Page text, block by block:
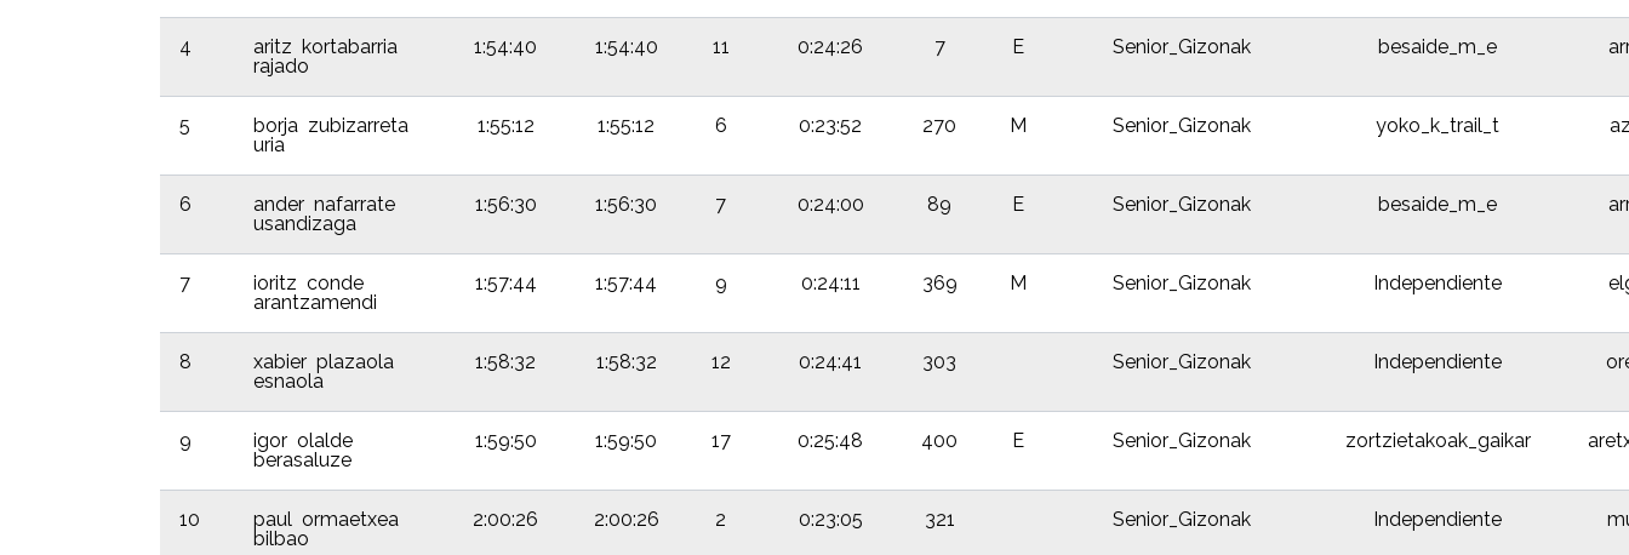
4
aritz kortabarria
rajado
1:54:40 1:54:40 11 0:24:26 7 E Senior_Gizonak besaide_m_e
5
borja zubizarreta
uria
1:55:12 1:55:12 6 0:23:52 270 M Senior_Gizonak yoko_k_trail_t
6
ander nafarrate
usandizaga
1:56:30 1:56:30 7 0:24:00 89 E Senior_Gizonak besaide_m_e
7
ioritz conde
arantzamendi
1:57:44 1:57:44 9 0:24:11 369 M Senior_Gizonak Independiente
8
xabier plazaola
esnaola
1:58:32 1:58:32 12 0:24:41 303 Senior_Gizonak Independiente
9
igor olalde
berasaluze
1:59:50 1:59:50 17 0:25:48 400 E Senior_Gizonak zortzietakoak_gaikar
10
paul ormaetxea
bilbao
2:00:26 2:00:26 2 0:23:05 321 Senior_Gizonak Independiente